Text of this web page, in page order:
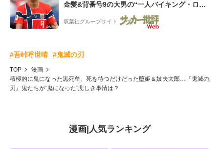
金髪&背番号9の大男の“一人バイキング・ロ
ー”映像が話題!「元気をもらった」
双葉社グループサイト
#吾峠呼世晴 #鬼滅の刃
TOP
漫画
積極的に鬼になった黒死牟、死を待つだけだった堕姫＆妓夫太郎…『鬼滅の
刃』鬼たちが“鬼になった”悲しき事情は？
漫画| 人気ランキング